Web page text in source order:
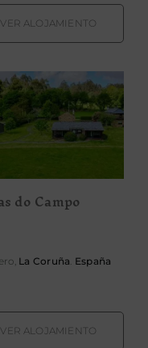
VER ALOJAMIENTO
do Campo
do Campo
La Coruña. España
VER ALOJAMIENTO